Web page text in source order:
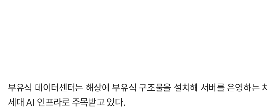
부유식 데이터센터는 해상에 부유식 구조물을 설치해 서버를 운영하
세대 AI 인프라로 주목받고 있다.